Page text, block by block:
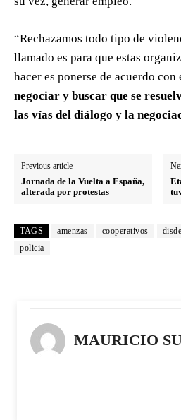
“Rechazamos todo tipo de
llamado es para que estas
hacer es ponerse de acuerdo
negociar y buscar que se
las vías del diálogo y la
Previous article
Jornada de la Vuelta a España,
alterada por protestas
TAGS amenzas cooperativos
policia
MAURICIO